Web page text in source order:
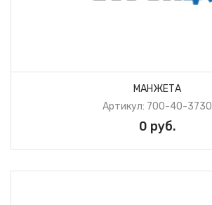
МАНЖЕТА
Артикул: 700-40-3730
0 руб.